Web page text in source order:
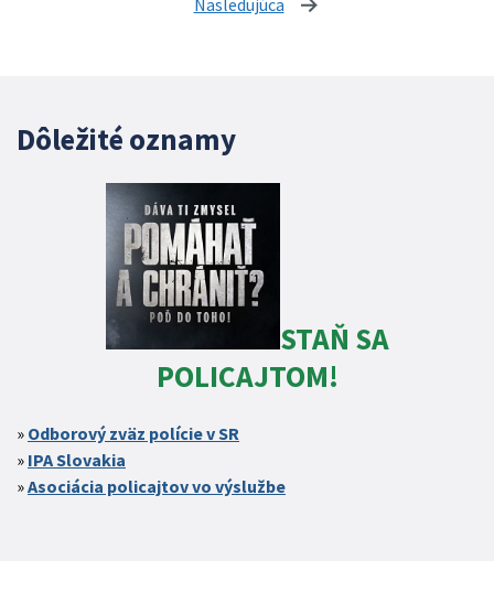
Nasledujúca stránka
Dôležité oznamy
STAŇ SA
POLICAJTOM!
Odborový zväz polície v SR
IPA Slovakia
Asociácia policajtov vo výslužbe